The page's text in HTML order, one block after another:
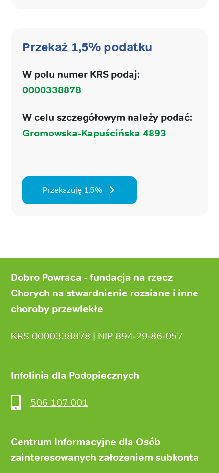
Przekaż 1,5% podatku
W polu numer KRS podaj:
0000338878
W celu szczegółowym należy podać:
Gromowska-Kapuścińska 4893
Przekazuję 1,5%
stronyDobro Powraca - fundacja na rzecz
Chorych na stwardnienie rozsiane i inne
choroby przewlekłe
KRS 0000338878 | NIP 894‑29‑86‑057
Infolinia dla Podopiecznych
506 107 001
Centrum Informacyjne dla Osób
zainteresowanych założeniem subkonta